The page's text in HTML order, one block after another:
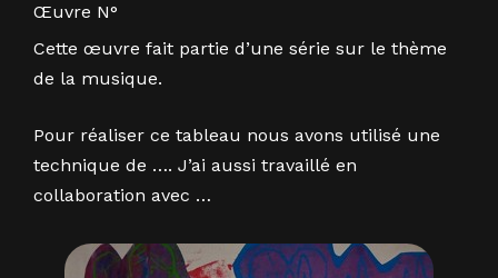
Œuvre N°
Cette œuvre fait partie d’une série sur le thème
de la musique.
Pour réaliser ce tableau nous avons utilisé une
technique de …. J’ai aussi travaillé en
collaboration avec …